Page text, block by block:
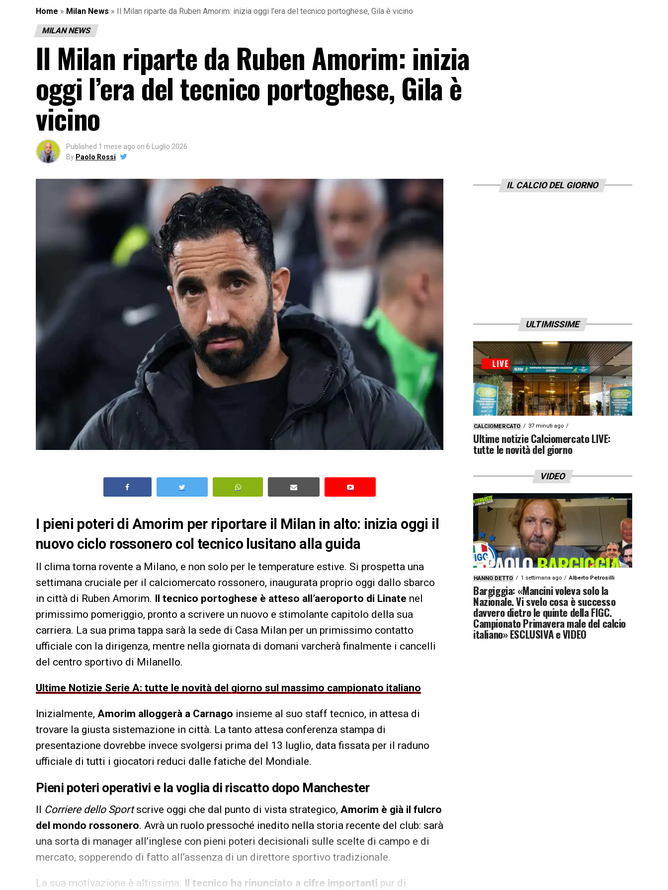
Home » Milan News » Il Milan riparte da Ruben Amorim: inizia oggi l’era del tecnico portoghese, Gila è vicino
MILAN NEWS
Il Milan riparte da Ruben Amorim: inizia
oggi l’era del tecnico portoghese, Gila è
vicino
Published 1 mese ago on 6 Luglio 2026
By Paolo Rossi
I pieni poteri di Amorim per riportare il Milan in alto: inizia oggi il
nuovo ciclo rossonero col tecnico lusitano alla guida
Il clima torna rovente a Milano, e non solo per le temperature estive. Si prospetta una
settimana cruciale per il calciomercato rossonero, inaugurata proprio oggi dallo sbarco
in città di Ruben Amorim. Il tecnico portoghese è atteso all’aeroporto di Linate nel
primissimo pomeriggio, pronto a scrivere un nuovo e stimolante capitolo della sua
carriera. La sua prima tappa sarà la sede di Casa Milan per un primissimo contatto
ufficiale con la dirigenza, mentre nella giornata di domani varcherà finalmente i cancelli
del centro sportivo di Milanello.
Ultime Notizie Serie A: tutte le novità del giorno sul massimo campionato italiano
Inizialmente, Amorim alloggerà a Carnago insieme al suo staff tecnico, in attesa di
trovare la giusta sistemazione in città. La tanto attesa conferenza stampa di
presentazione dovrebbe invece svolgersi prima del 13 luglio, data fissata per il raduno
ufficiale di tutti i giocatori reduci dalle fatiche del Mondiale.
Pieni poteri operativi e la voglia di riscatto dopo Manchester
Il Corriere dello Sportscrive oggi che dal punto di vista strategico, Amorim è già il fulcro
del mondo rossonero. Avrà un ruolo pressoché inedito nella storia recente del club: sarà
una sorta di manager all’inglese con pieni poteri decisionali sulle scelte di campo e di
mercato, sopperendo di fatto all’assenza di un direttore sportivo tradizionale.
La sua motivazione è altissima. Il tecnico ha rinunciato a cifre importanti pur di
IL CALCIO DEL GIORNO
ULTIMISSIME
CALCIOMERCATO 37 minuti ago
Ultime notizie Calciomercato LIVE:
tutte le novità del giorno
VIDEO
HANNO DETTO 1 settimana ago Alberto Petrosilli
Bargiggia: «Mancini voleva solo la
Nazionale. Vi svelo cosa è successo
davvero dietro le quinte della FIGC.
Campionato Primavera male del calcio
italiano» ESCLUSIVA e VIDEO